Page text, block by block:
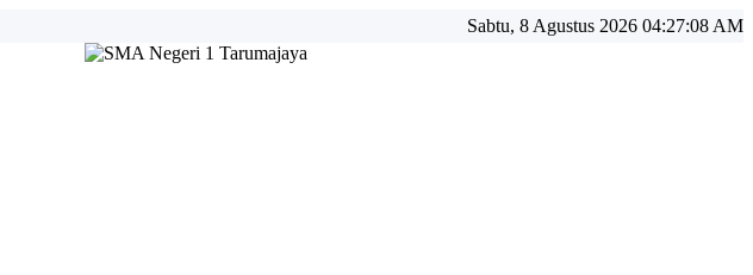
Sabtu, 8 Agustus 2026 04:27:08 AM